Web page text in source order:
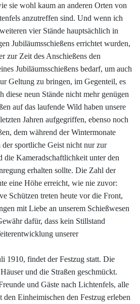
sie wohl kaum an anderen Orten von
anzutreffen sind. Und wenn ich
vier Stände hauptsächlich in
Jubiläumsschießens errichtet wurden,
zur Zeit des Anschießens den
Jubiläumsschießens bedarf, um auch
Geltung zu bringen, im Gegenteil, es
diese neun Stände nicht mehr genügen
auf das laufende Wild haben unsere
Jahren aufgegriffen, ebenso noch
dem während der Wintermonate
sportliche Geist nicht nur zur
die Kameradschaftlichkeit unter den
erhalten sollte. Die Zahl der
eine Höhe erreicht, wie nie zuvor:
Schützen treten heute vor die Front,
mit Liebe an unserem Schießwesen
dafür, dass kein Stillstand
unserer
1910, findet der Festzug statt. Die
und die Straßen geschmückt.
und Gäste nach Lichtenfels, alle
Einheimischen den Festzug erleben